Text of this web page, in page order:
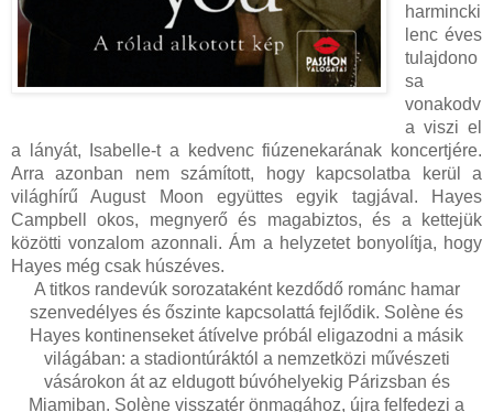
harmincki
lenc éves
tulajdono
sa
vonakodv
a viszi el
a lányát, Isabelle-t a kedvenc fiúzenekarának koncertjére.
Arra azonban nem számított, hogy kapcsolatba kerül a
világhírű August Moon együttes egyik tagjával. Hayes
Campbell okos, megnyerő és magabiztos, és a kettejük
közötti vonzalom azonnali. Ám a helyzetet bonyolítja, hogy
Hayes még csak húszéves.
A titkos randevúk sorozataként kezdődő románc hamar
szenvedélyes és őszinte kapcsolattá fejlődik. Solène és
Hayes kontinenseket átívelve próbál eligazodni a másik
világában: a stadiontúráktól a nemzetközi művészeti
vásárokon át az eldugott búvóhelyekig Párizsban és
Miamiban. Solène visszatér önmagához, újra felfedezi a